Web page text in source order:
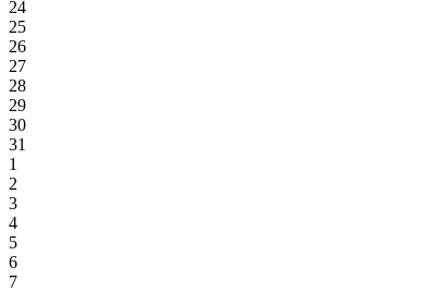
24
25
26
27
28
29
30
31
1
2
3
4
5
6
7